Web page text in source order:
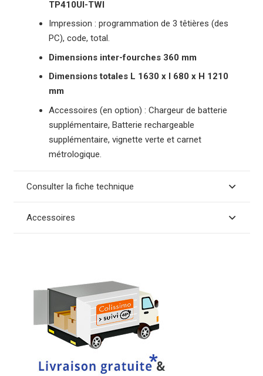
TP410UI-TWI
Impression : programmation de 3 têtières (des
PC), code, total.
Dimensions inter-fourches 360 mm
Dimensions totales L 1630 x l 680 x H 1210
mm
Accessoires (en option) : Chargeur de batterie
supplémentaire, Batterie rechargeable
supplémentaire, vignette verte et carnet
métrologique.
Consulter la fiche technique
Accessoires